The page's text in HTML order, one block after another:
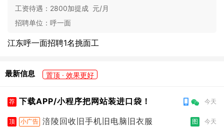
工资待遇： 2800加提成 元/月
招聘单位： 呼一面
江东呼一面招聘1名挑面工
最新信息 置顶 · 效果更好
荐 下载APP/小程序把网站装进口袋！ 今天
顶 小广告 涪陵回收旧手机旧电脑旧衣服 图 今天